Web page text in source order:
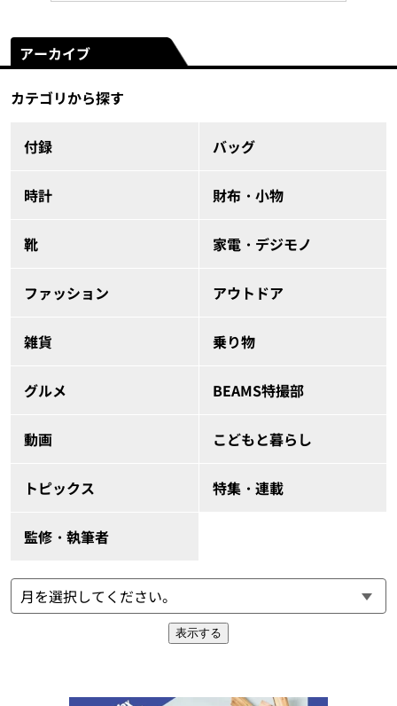
アーカイブ
カテゴリから探す
付録 バッグ
時計 財布・小物
靴 家電・デジモノ
ファッション アウトドア
雑貨 乗り物
グルメ BEAMS特撮部
動画 こどもと暮らし
トピックス 特集・連載
監修・執筆者
表示する